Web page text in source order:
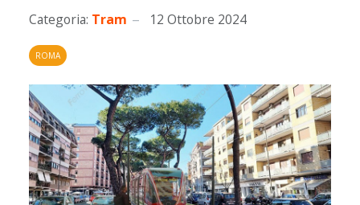
Categoria: Tram 12 Ottobre 2024
ROMA